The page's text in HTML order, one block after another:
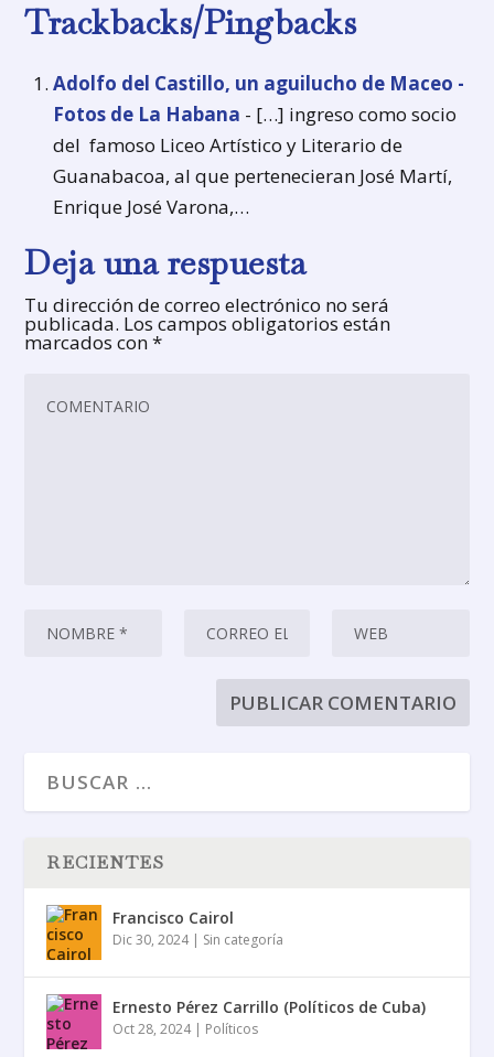
Trackbacks/Pingbacks
Adolfo del Castillo, un aguilucho de Maceo -
Fotos de La Habana - […] ingreso como socio
del famoso Liceo Artístico y Literario de
Guanabacoa, al que pertenecieran José Martí,
Enrique José Varona,…
Deja una respuesta
Tu dirección de correo electrónico no será
publicada. Los campos obligatorios están
marcados con*
RECIENTES
Francisco Cairol
Dic 30, 2024| Sin categoría
Ernesto Pérez Carrillo (Políticos de Cuba)
Oct 28, 2024| Políticos